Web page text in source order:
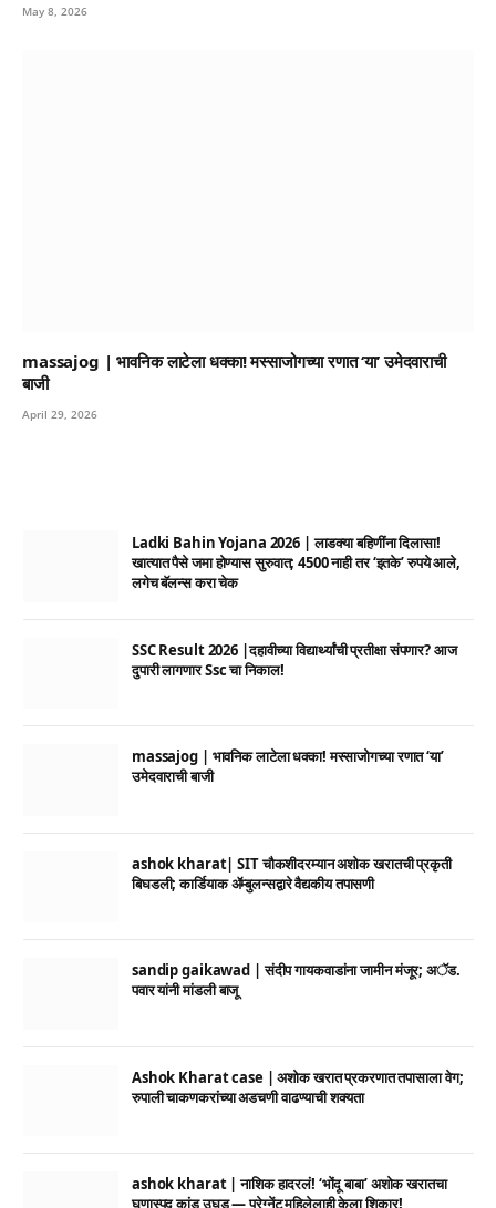
May 8, 2026
massajog | भावनिक लाटेला धक्का! मस्साजोगच्या रणात ‘या’ उमेदवाराची
बाजी
April 29, 2026
Ladki Bahin Yojana 2026 | लाडक्या बहिणींना दिलासा!
खात्यात पैसे जमा होण्यास सुरुवात; 4500 नाही तर ‘इतके’ रुपये आले,
लगेच बॅलन्स करा चेक
SSC Result 2026 |दहावीच्या विद्यार्थ्यांची प्रतीक्षा संपणार? आज
दुपारी लागणार Ssc चा निकाल!
massajog | भावनिक लाटेला धक्का! मस्साजोगच्या रणात ‘या’
उमेदवाराची बाजी
ashok kharat| SIT चौकशीदरम्यान अशोक खरातची प्रकृती
बिघडली; कार्डियाक ॲम्बुलन्सद्वारे वैद्यकीय तपासणी
sandip gaikawad | संदीप गायकवाडांना जामीन मंजूर; अॅड.
पवार यांनी मांडली बाजू
Ashok Kharat case | अशोक खरात प्रकरणात तपासाला वेग;
रुपाली चाकणकरांच्या अडचणी वाढण्याची शक्यता
ashok kharat | नाशिक हादरलं! ‘भोंदू बाबा’ अशोक खरातचा